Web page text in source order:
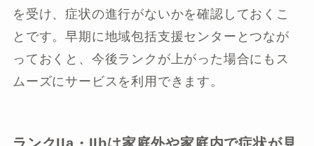
を受け、症状の進行がないかを確認しておくこ
とです。早期に地域包括支援センターとつなが
っておくと、今後ランクが上がった場合にもス
ムーズにサービスを利用できます。